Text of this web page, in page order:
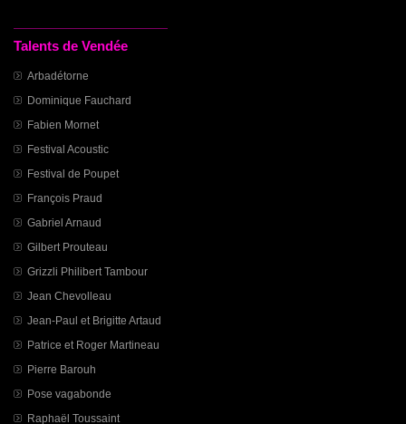
Talents de Vendée
Arbadétorne
Dominique Fauchard
Fabien Mornet
Festival Acoustic
Festival de Poupet
François Praud
Gabriel Arnaud
Gilbert Prouteau
Grizzli Philibert Tambour
Jean Chevolleau
Jean-Paul et Brigitte Artaud
Patrice et Roger Martineau
Pierre Barouh
Pose vagabonde
Raphaël Toussaint